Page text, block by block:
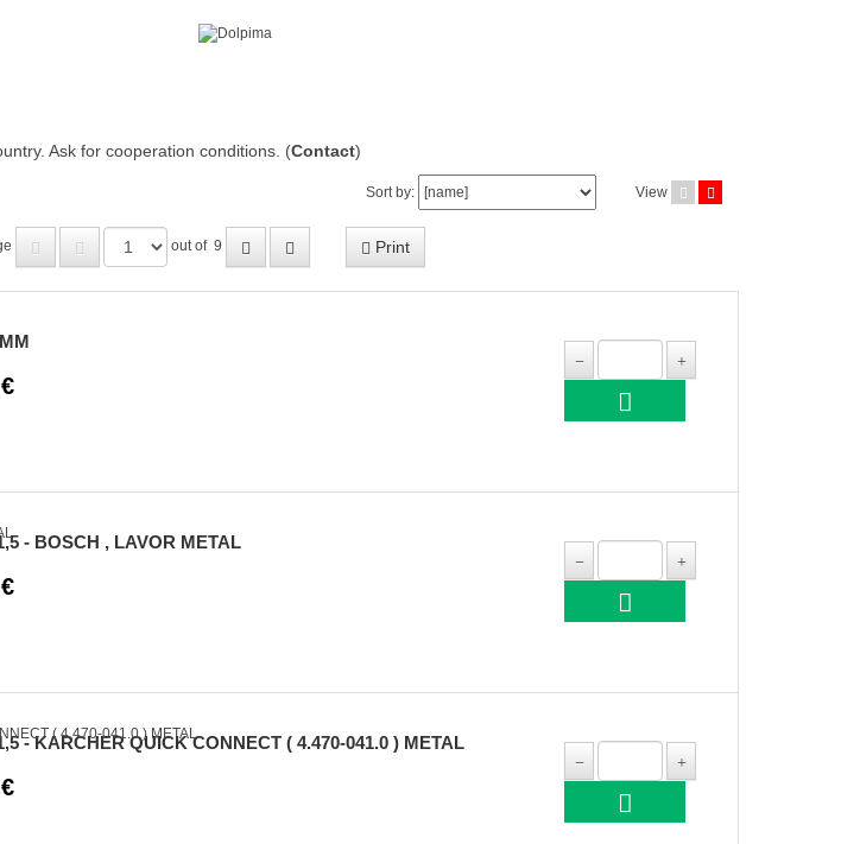
Ask for cooperation conditions. (Contact)
Sort by: View
out of 9 Print
- BOSCH , LAVOR METAL
- KARCHER QUICK CONNECT ( 4.470-041.0 ) METAL